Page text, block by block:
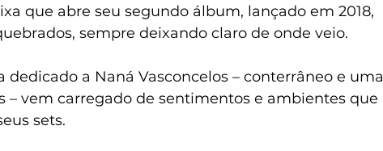
que abre seu segundo álbum, lançado em 2018,
sempre deixando claro de onde veio.
dedicado a Naná Vasconcelos – conterrâneo e uma
– vem carregado de sentimentos e ambientes que
sets.